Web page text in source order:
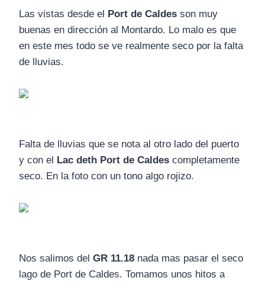
Las vistas desde el Port de Caldes son muy
buenas en dirección al Montardo. Lo malo es que
en este mes todo se ve realmente seco por la falta
de lluvias.
Falta de lluvias que se nota al otro lado del puerto
y con el Lac deth Port de Caldes completamente
seco. En la foto con un tono algo rojizo.
Nos salimos del GR 11.18 nada mas pasar el seco
lago de Port de Caldes. Tomamos unos hitos a